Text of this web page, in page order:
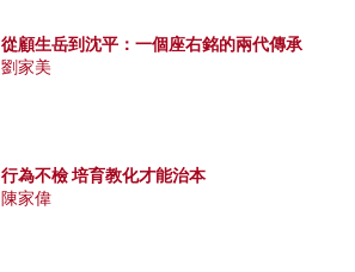
從顧生岳到沈平：一個座右銘的兩代傳承
劉家美
行為不檢 培育教化才能治本
陳家偉